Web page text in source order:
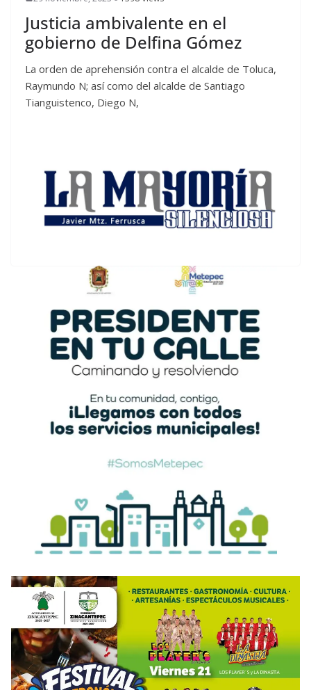
Justicia ambivalente en el
gobierno de Delfina Gómez
La orden de aprehensión contra el alcalde de Toluca,
Raymundo N; así como del alcalde de Santiago
Tianguistenco, Diego N,